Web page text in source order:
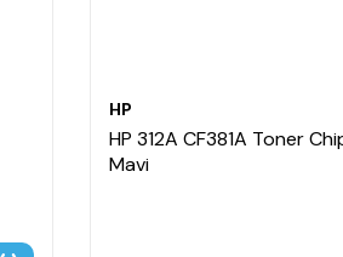
HP
HP 312A CF381A Toner
Mavi